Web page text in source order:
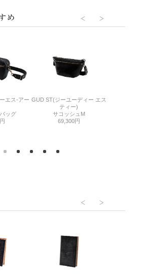
エス-アー
ッグ
GUD ST(ジーユーディー エス
ティー)
サコッシュM
69,300円